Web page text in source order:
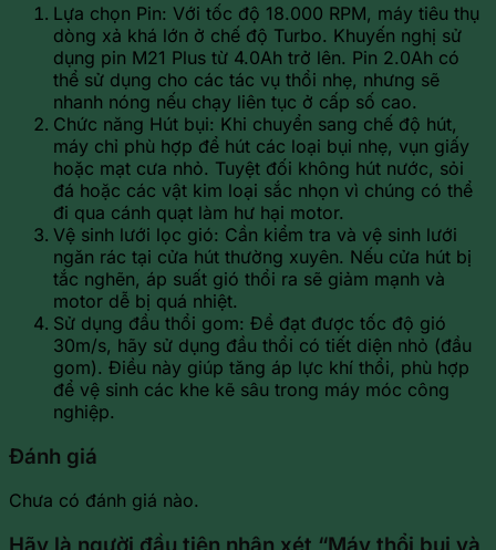
Lựa chọn Pin: Với tốc độ 18.000 RPM, máy tiêu thụ
dòng xả khá lớn ở chế độ Turbo. Khuyến nghị sử
dụng pin M21 Plus từ 4.0Ah trở lên. Pin 2.0Ah có
thể sử dụng cho các tác vụ thổi nhẹ, nhưng sẽ
nhanh nóng nếu chạy liên tục ở cấp số cao.
Chức năng Hút bụi: Khi chuyển sang chế độ hút,
máy chỉ phù hợp để hút các loại bụi nhẹ, vụn giấy
hoặc mạt cưa nhỏ. Tuyệt đối không hút nước, sỏi
đá hoặc các vật kim loại sắc nhọn vì chúng có thể
đi qua cánh quạt làm hư hại motor.
Vệ sinh lưới lọc gió: Cần kiểm tra và vệ sinh lưới
ngăn rác tại cửa hút thường xuyên. Nếu cửa hút bị
tắc nghẽn, áp suất gió thổi ra sẽ giảm mạnh và
motor dễ bị quá nhiệt.
Sử dụng đầu thổi gom: Để đạt được tốc độ gió
30m/s, hãy sử dụng đầu thổi có tiết diện nhỏ (đầu
gom). Điều này giúp tăng áp lực khí thổi, phù hợp
để vệ sinh các khe kẽ sâu trong máy móc công
nghiệp.
Đánh giá
Chưa có đánh giá nào.